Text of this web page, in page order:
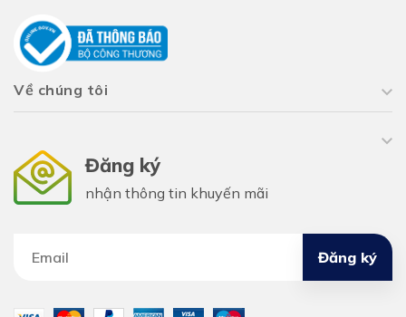
Về chúng tôi
Đăng ký
nhận thông tin khuyến mãi
Đăng ký